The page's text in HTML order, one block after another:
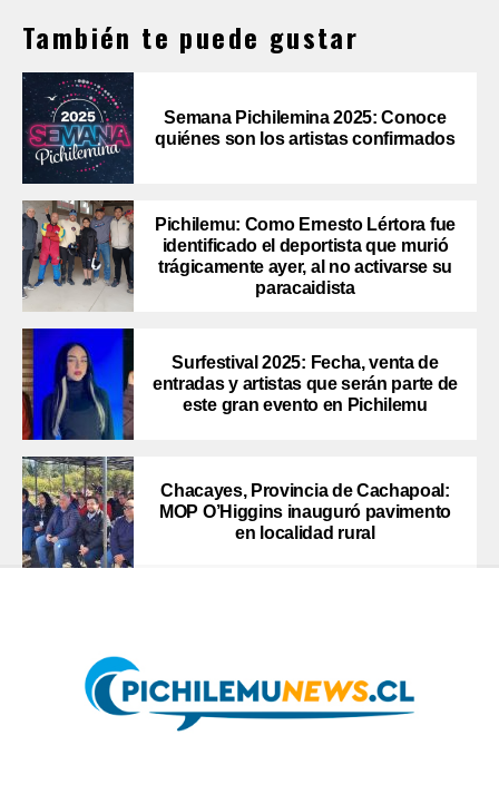
También te puede gustar
Semana Pichilemina 2025: Conoce
quiénes son los artistas confirmados
Pichilemu: Como Ernesto Lértora fue
identificado el deportista que murió
trágicamente ayer, al no activarse su
paracaidista
Surfestival 2025: Fecha, venta de
entradas y artistas que serán parte de
este gran evento en Pichilemu
Chacayes, Provincia de Cachapoal:
MOP O’Higgins inauguró pavimento
en localidad rural